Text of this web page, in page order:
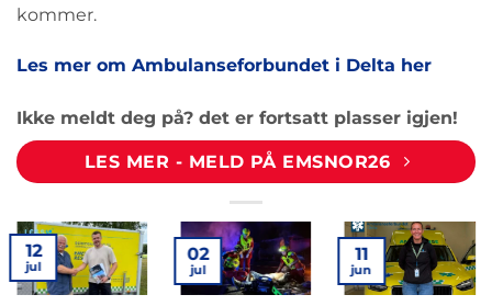
kommer.
Les mer om Ambulanseforbundet i Delta her
Ikke meldt deg på? det er fortsatt plasser igjen!
LES MER - MELD PÅ EMSNOR26
12
jul
02
jul
11
jun